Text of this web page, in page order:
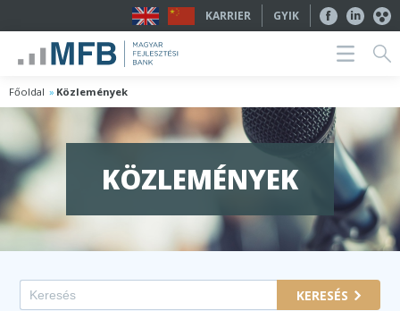
KARRIER GYIK
Főoldal Közlemények
KÖZLEMÉNYEK
KERESÉS